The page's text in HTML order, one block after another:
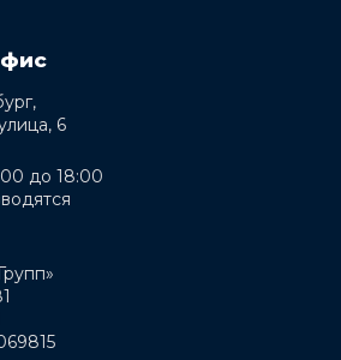
6
до 18:00